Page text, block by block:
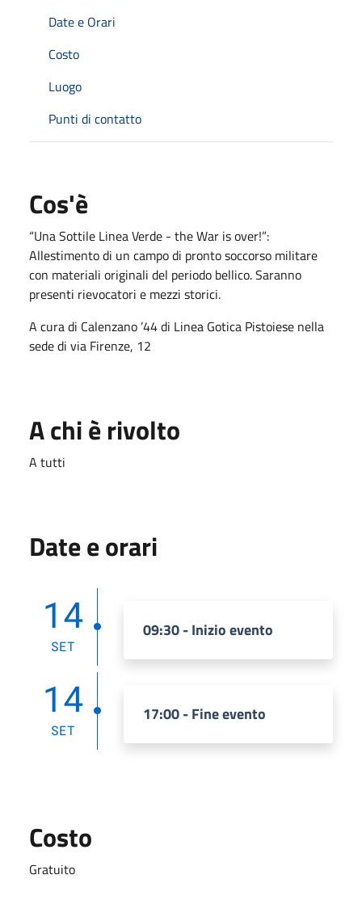
Date e Orari
Costo
Luogo
Punti di contatto
Cos'è
“Una Sottile Linea Verde - the War is over!”:
Allestimento di un campo di pronto soccorso militare
con materiali originali del periodo bellico. Saranno
presenti rievocatori e mezzi storici.
A cura di Calenzano ’44 di Linea Gotica Pistoiese nella
sede di via Firenze, 12
A chi è rivolto
A tutti
Date e orari
14
SET
09:30 - Inizio evento
14
SET
17:00 - Fine evento
Costo
Gratuito